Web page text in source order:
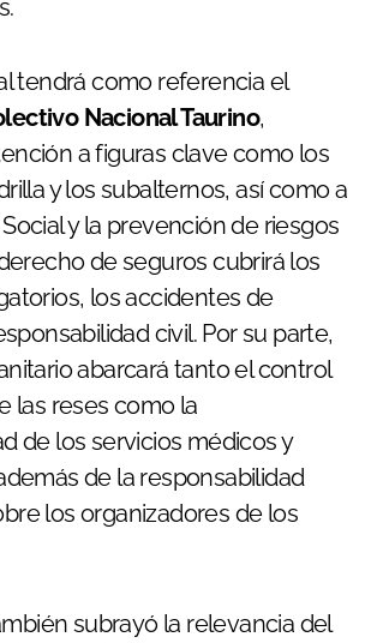
tendrá como referencia el
Nacional Taurino,
a figuras clave como los
y los subalternos, así como a
y la prevención de riesgos
de seguros cubrirá los
los accidentes de
civil. Por su parte,
abarcará tanto el control
las reses como la
de los servicios médicos y
de la responsabilidad
los organizadores de los
subrayó la relevancia del